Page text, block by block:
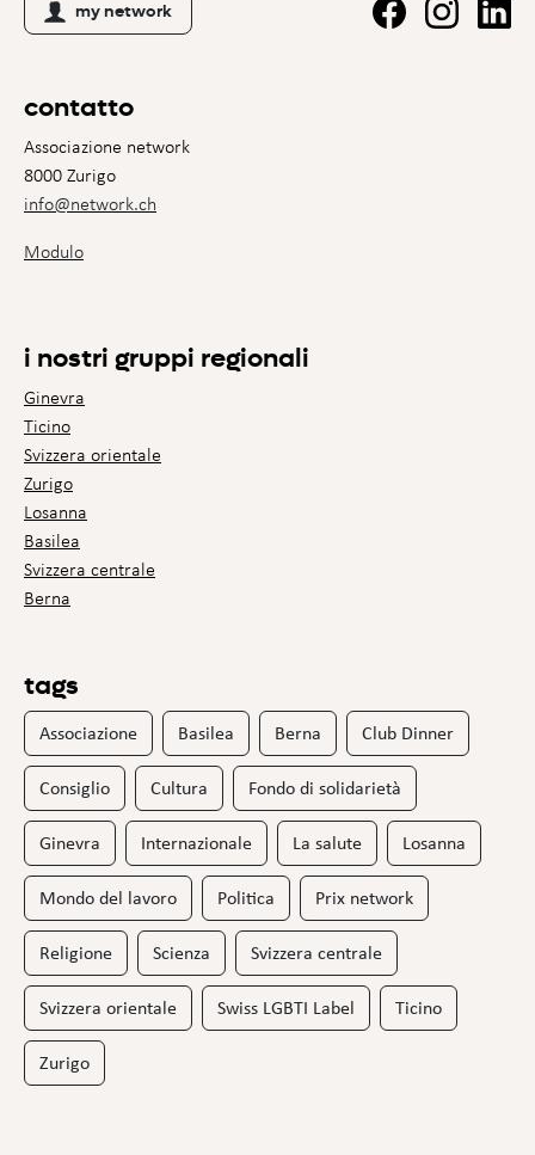
my network
contatto
Associazione network
8000 Zurigo
info@network.ch
Modulo
i nostri gruppi regionali
Ginevra
Ticino
Svizzera orientale
Zurigo
Losanna
Basilea
Svizzera centrale
Berna
tags
Associazione Basilea Berna Club Dinner
Consiglio Cultura Fondo di solidarietà
Ginevra Internazionale La salute Losanna
Mondo del lavoro Politica Prix network
Religione Scienza Svizzera centrale
Svizzera orientale Swiss LGBTI Label Ticino
Zurigo